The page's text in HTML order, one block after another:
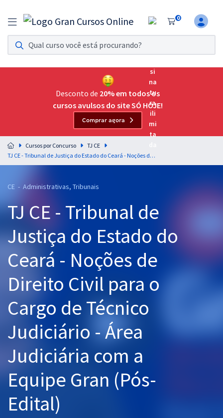
0
Assinatura Ilimitada 11
Acesso a todos os cursos. Teste grátis por 7 dias!
Assinatura OAB Até Passar
Acesso ilimitado a toda preparação para o Exame da
Residências Multiprofissionais
Preparação completa e intensiva para as principais
residências em saúde do Brasil
Cursos 20% OFF
Pós
Graduação
OAB
Questões grátis
Conteúdo gratuito
Aprovados
Atendimento
Desconto de 20% em todos os
cursos avulsos do site SÓ HOJE!
Comprar agora
Cursos por Concurso
TJ CE
TJ CE - Tribunal de Justiça do Estado do Ceará - Noções de Direito Civil para o Cargo de Técnico Judiciário - Área Judiciária com a Equipe Gran (Pós-Edital)
CE - Administrativas, Tribunais
TJ CE - Tribunal de
Justiça do Estado do
Ceará - Noções de
Direito Civil para o
Cargo de Técnico
Judiciário - Área
Judiciária com a
Equipe Gran (Pós-
Edital)